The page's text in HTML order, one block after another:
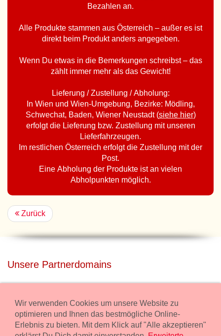
Bezahlen an.
Alle Produkte stammen aus Österreich – außer es ist
direkt beim Produkt anders angegeben.
Wenn Du etwas in die Bemerkungen schreibst – das
zählt immer mehr als das Gewicht!
Lieferung / Zustellung / Abholung:
In Wien und Wien-Umgebung, Bezirke: Mödling,
Schwechat, Baden, Wiener Neustadt (siehe hier)
erfolgt die Lieferung bzw. Zustellung mit unseren
Lieferfahrzeugen.
Im restlichen Österreich erfolgt die Zustellung mit der
Post.
Eine Abholung der Produkte ist an vielen
Abholpunkten möglich.
Zurück
Unsere Partnerdomains
Miete unser Haus bei Wiener Neustadt für Deine Party mit
Übernachtung.
freilaender.at
Wir verwenden Cookies um unsere Website zu
optimieren und Ihnen das bestmögliche Online-
Erlebnis zu bieten. Mit dem Klick auf "Alle akzeptieren"